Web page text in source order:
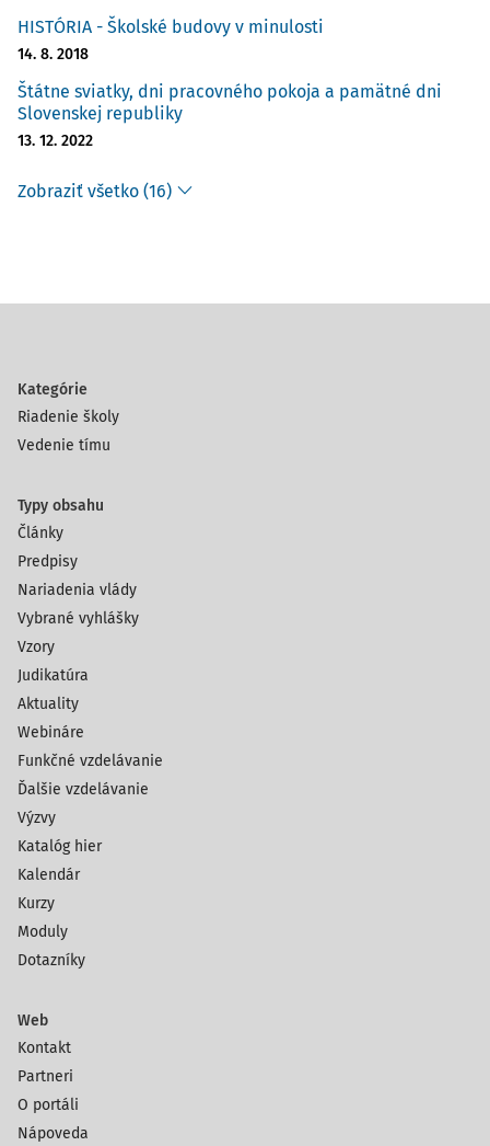
HISTÓRIA - Školské budovy v minulosti
14. 8. 2018
Štátne sviatky, dni pracovného pokoja a pamätné dni
Slovenskej republiky
13. 12. 2022
Zobraziť všetko (16)
Kategórie
Riadenie školy
Vedenie tímu
Typy obsahu
Články
Predpisy
Nariadenia vlády
Vybrané vyhlášky
Vzory
Judikatúra
Aktuality
Webináre
Funkčné vzdelávanie
Ďalšie vzdelávanie
Výzvy
Katalóg hier
Kalendár
Kurzy
Moduly
Dotazníky
Web
Kontakt
Partneri
O portáli
Nápoveda